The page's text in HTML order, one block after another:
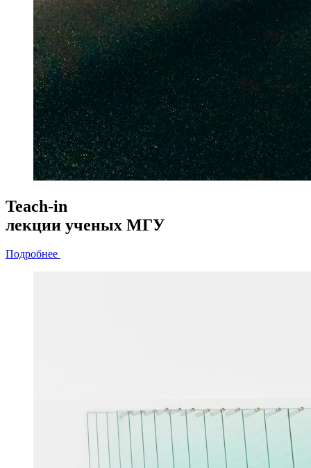
Teach-in
лекции ученых МГУ
Подробнее